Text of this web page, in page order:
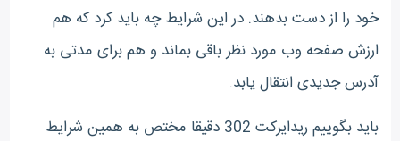
خود را از دست بدهند. در این شرایط چه باید کرد که هم
ارزش صفحه وب مورد نظر باقی بماند و هم برای مدتی به
آدرس جدیدی انتقال یابد.
باید بگوییم ریدایرکت 302 دقیقا مختص به همین شرایط